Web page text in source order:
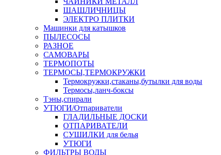
ШАШЛИЧНИЦЫ
ЭЛЕКТРО ПЛИТКИ
Машинки для катышков
ПЫЛЕСОСЫ
РАЗНОЕ
САМОВАРЫ
ТЕРМОПОТЫ
ТЕРМОСЫ,ТЕРМОКРУЖКИ
Термокружки,стаканы,бутылки для воды
Термосы,ланч-боксы
Тэны,спирали
УТЮГИ/Отпариватели
ГЛАДИЛЬНЫЕ ДОСКИ
ОТПАРИВАТЕЛИ
СУШИЛКИ для белья
УТЮГИ
ФИЛЬТРЫ ВОДЫ